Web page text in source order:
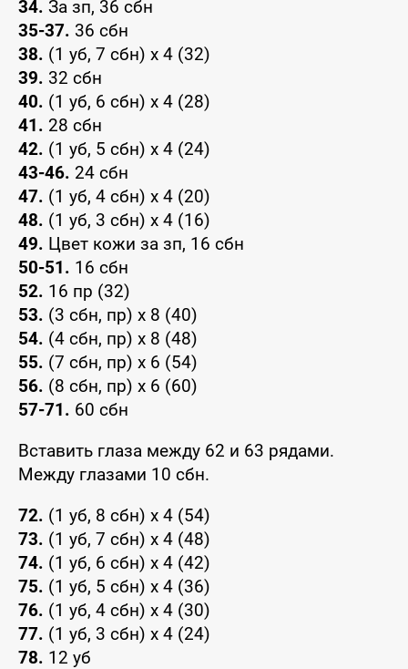
34. За зп, 36 сбн
35-37. 36 сбн
38. (1 уб, 7 сбн) x 4 (32)
39. 32 сбн
40. (1 уб, 6 сбн) x 4 (28)
41. 28 сбн
42. (1 уб, 5 сбн) x 4 (24)
43-46. 24 сбн
47. (1 уб, 4 сбн) x 4 (20)
48. (1 уб, 3 сбн) x 4 (16)
49. Цвет кожи за зп, 16 сбн
50-51. 16 сбн
52. 16 пр (32)
53. (3 сбн, пр) x 8 (40)
54. (4 сбн, пр) x 8 (48)
55. (7 сбн, пр) x 6 (54)
56. (8 сбн, пр) x 6 (60)
57-71. 60 сбн
Вставить глаза между 62 и 63 рядами.
Между глазами 10 сбн.
72. (1 уб, 8 сбн) x 4 (54)
73. (1 уб, 7 сбн) x 4 (48)
74. (1 уб, 6 сбн) x 4 (42)
75. (1 уб, 5 сбн) x 4 (36)
76. (1 уб, 4 сбн) x 4 (30)
77. (1 уб, 3 сбн) x 4 (24)
78. 12 уб